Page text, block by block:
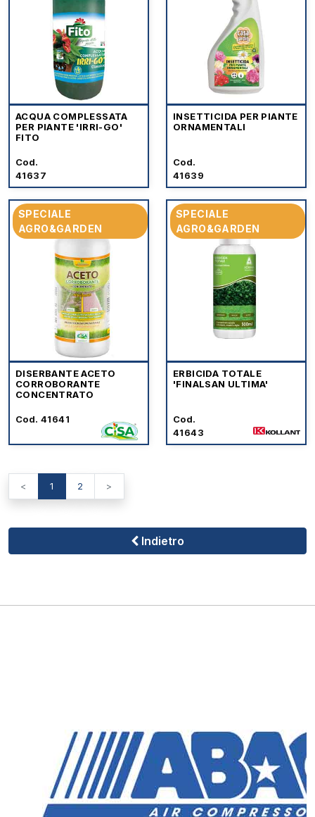
Indietro
ACQUA COMPLESSATA
PER PIANTE 'IRRI-GO'
FITO
Cod.
41637
INSETTICIDA PER PIANTE
ORNAMENTALI
Cod.
41639
SPECIALE
AGRO&GARDEN
DISERBANTE ACETO
CORROBORANTE
CONCENTRATO
Cod. 41641
SPECIALE
AGRO&GARDEN
ERBICIDA TOTALE
'FINALSAN ULTIMA'
Cod.
41643
< 1 2 >